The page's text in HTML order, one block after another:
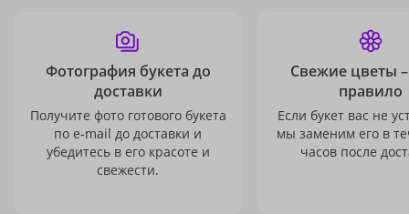
Фотография букета до
доставки
Получите фото готового букета
по e-mail до доставки и
убедитесь в его красоте и
свежести.
Свежие цветы
правило
Если букет вас не
мы заменим его в
часов после